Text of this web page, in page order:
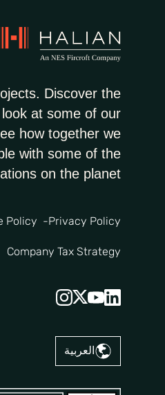
Discover the
at some of our
how together we
with some of the
on the planet.
Privacy Policy
Policy
Company Tax Strategy
العربية